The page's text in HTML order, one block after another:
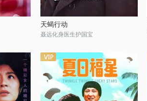
天蝎行动
聂远化身医生护国宝